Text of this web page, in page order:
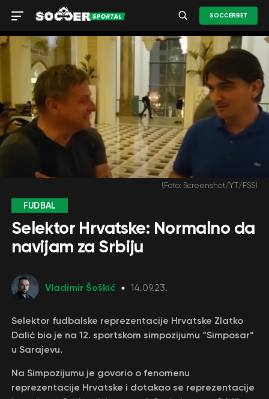
SOCCERBET
(Foto: Screenshot/YT/FSS)
FUDBAL
Selektor Hrvatske: Normalno da
navijam za Srbiju
Vladimir Šoškić 14.09.23.
Selektor fudbalske reprezentacije Hrvatske Zlatko
Dalić bio je na 12. sportskom simpozijumu “Simposar”
u Sarajevu.
Na Simpozijumu je govorio o fenomenu
reprezentacije Hrvatske i dotakao se reprezentacije